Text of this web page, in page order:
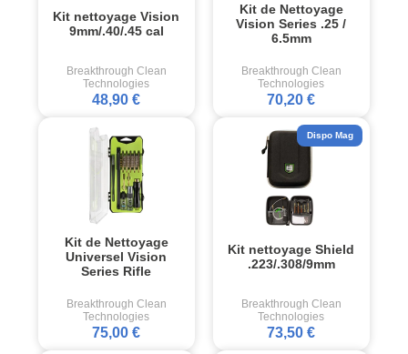
Kit nettoyage Vision
9mm/.40/.45 cal
Breakthrough Clean
Technologies
48,90 €
Kit de Nettoyage
Vision Series .25 /
6.5mm
Breakthrough Clean
Technologies
70,20 €
Kit de Nettoyage
Universel Vision
Series Rifle
Breakthrough Clean
Technologies
75,00 €
Kit nettoyage Shield
.223/.308/9mm
Breakthrough Clean
Technologies
73,50 €
Dispo Mag